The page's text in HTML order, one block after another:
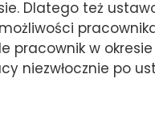
Dlatego też
pracownik w
niezwłocznie po